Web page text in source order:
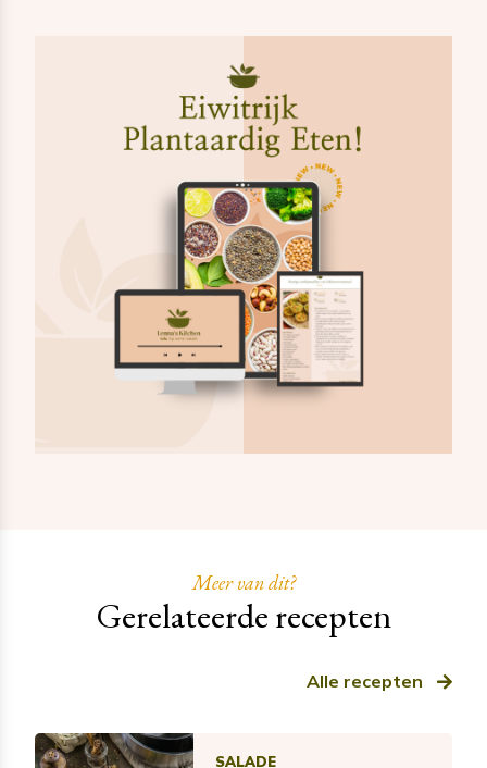
Meer van dit?
Gerelateerde recepten
Alle recepten
SALADE